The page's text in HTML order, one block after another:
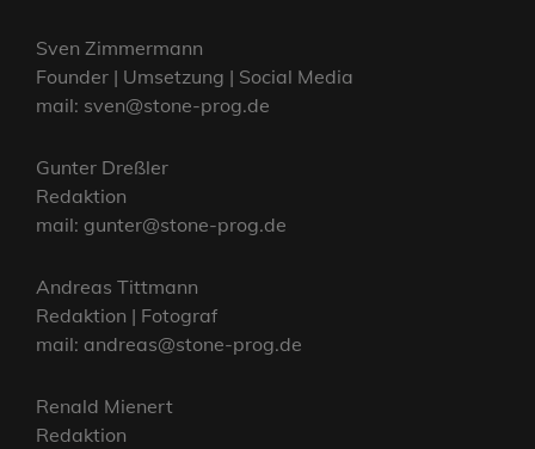
Sven Zimmermann
Founder | Umsetzung | Social Media
mail: sven@stone-prog.de
Gunter Dreßler
Redaktion
mail: gunter@stone-prog.de
Andreas Tittmann
Redaktion | Fotograf
mail: andreas@stone-prog.de
Renald Mienert
Redaktion